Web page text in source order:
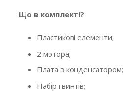
Що в комплекті?
Пластикові елементи;
2 мотора;
Плата з конденсатором;
Набір гвинтів;